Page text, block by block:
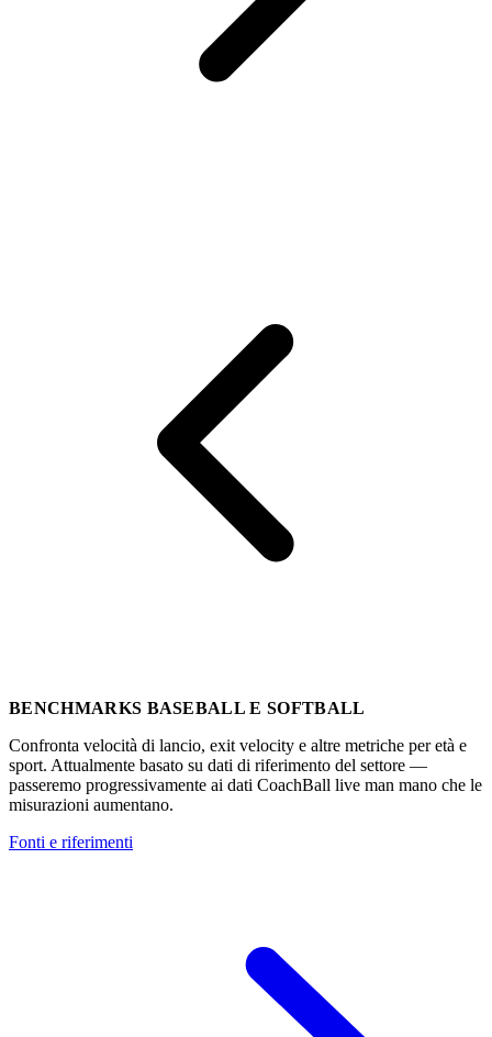
BENCHMARKS BASEBALL E SOFTBALL
Confronta velocità di lancio, exit velocity e altre metriche per età e
sport. Attualmente basato su dati di riferimento del settore —
passeremo progressivamente ai dati CoachBall live man mano che le
misurazioni aumentano.
Fonti e riferimenti